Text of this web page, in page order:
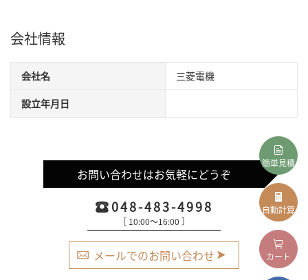
会社情報
会社名
三菱電機
設立年月日
お問い合わせはお気軽にどうぞ
048-483-4998
［ 10:00〜16:00 ］
メールでのお問い合わせ
簡単見積
自動計算
カート